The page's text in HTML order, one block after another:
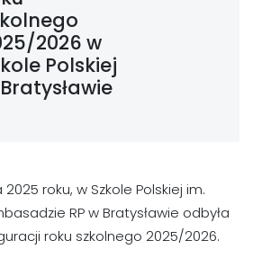
2026 w
Polskiej
roku, w Szkole Polskiej im.
RP w Bratysławie odbyła
roku szkolnego 2025/2026.